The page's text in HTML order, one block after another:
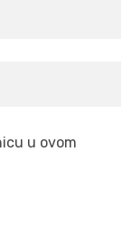
u ovom